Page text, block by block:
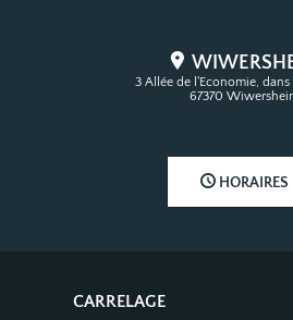
3 Allée de l'Economie, dans
67370
HORAIRES
CARRELAGE